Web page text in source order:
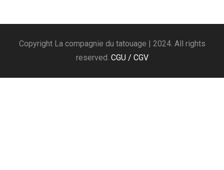
Copyright La compagnie du tatouage | 2024. All rights
reserved. CGU / CGV